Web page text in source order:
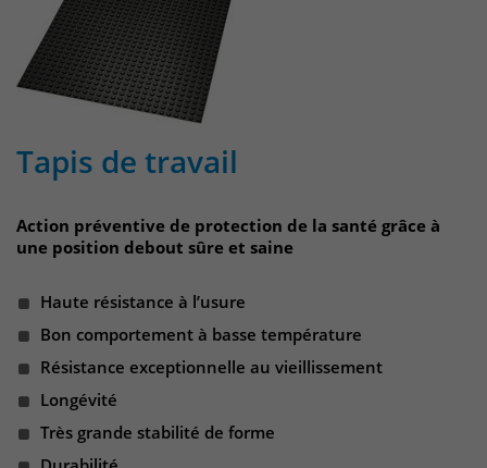
Tapis de travail
Action préventive de protection de la santé grâce à
une position debout sûre et saine
Haute résistance à l’usure
Bon comportement à basse température
Résistance exceptionnelle au vieillissement
Longévité
Très grande stabilité de forme
Laufzeit wenige Sekunden
Das Cookie wird gesetzt um zu
überprüfen ob der Browser erlaubt
Cookies zu setzen. Es wird direkt nach
demTest wieder gelöscht.